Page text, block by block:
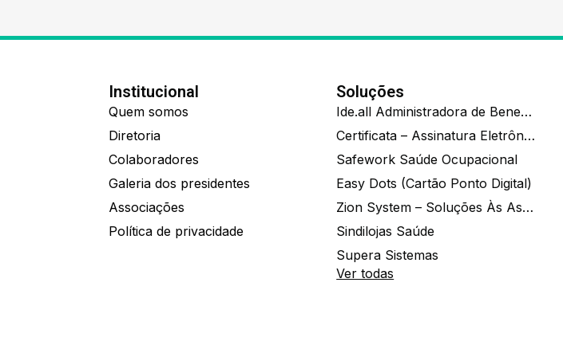
Institucional
Quem somos
Diretoria
Colaboradores
Galeria dos presidentes
Associações
Política de privacidade
Soluções
Ide.all Administradora de Benefícios
Certificata – Assinatura Eletrônica De Documentos
Safework Saúde Ocupacional
Easy Dots (Cartão Ponto Digital)
Zion System – Soluções Às Associações E Empresas
Sindilojas Saúde
Supera Sistemas
Ver todas